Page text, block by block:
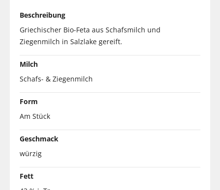
Beschreibung
Griechischer Bio-Feta aus Schafsmilch und
Ziegenmilch in Salzlake gereift.
Milch
Schafs- & Ziegenmilch
Form
Am Stück
Geschmack
würzig
Fett